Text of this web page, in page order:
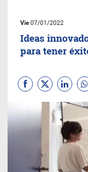
Vie07/01/2022
Ideas
para tener